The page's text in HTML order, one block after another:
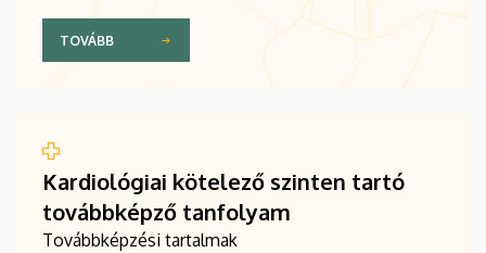
TOVÁBB
Kardiológiai kötelező szinten tartó
továbbképző tanfolyam
Továbbképzési tartalmak